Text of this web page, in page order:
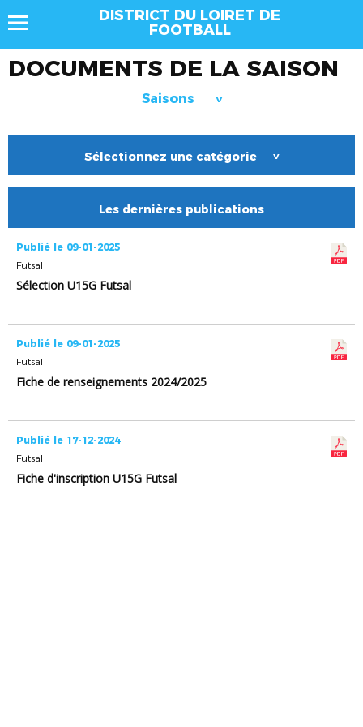
DISTRICT DU LOIRET DE
FOOTBALL
DOCUMENTS DE LA SAISON
Saisons >
Sélectionnez une catégorie >
Les dernières publications
Publié le 09-01-2025
Futsal
Sélection U15G Futsal
Publié le 09-01-2025
Futsal
Fiche de renseignements 2024/2025
Publié le 17-12-2024
Futsal
Fiche d'inscription U15G Futsal